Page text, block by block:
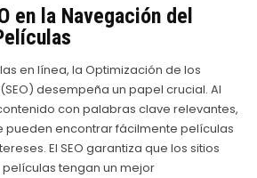
en la Navegación del
en línea, la Optimización de los
desempeña un papel crucial. Al
con palabras clave relevantes,
pueden encontrar fácilmente películas
El SEO garantiza que los sitios
tengan un mejor